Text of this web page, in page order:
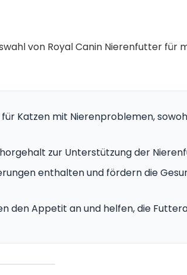
von Royal Canin Nierenfutter für
Katzen mit Nierenproblemen,
zur Unterstützung der
enthalten und fördern die
den Appetit an und helfen, die